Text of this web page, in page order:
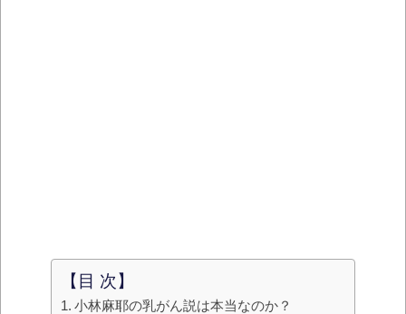
【目 次】
小林麻耶の乳がん説は本当なのか？